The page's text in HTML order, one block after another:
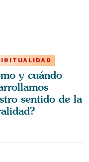
y cuándo
sentido de la